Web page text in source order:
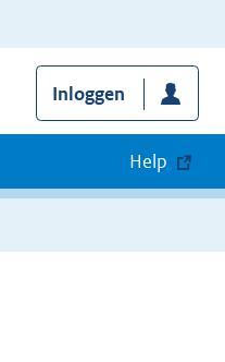
Inloggen
Help